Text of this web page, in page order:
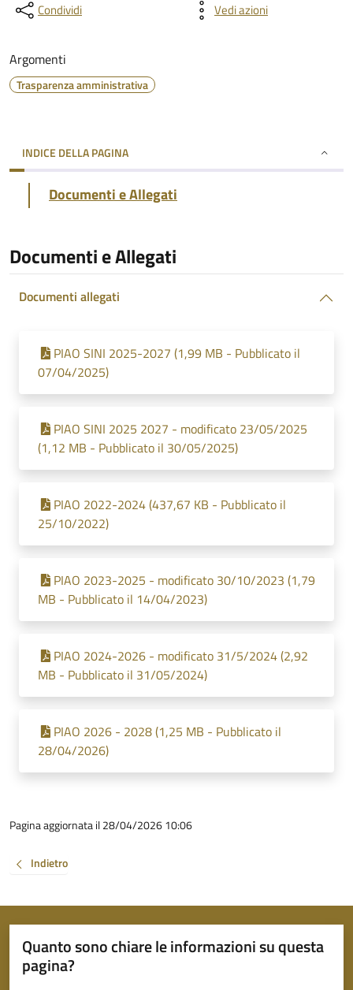
Condividi Vedi azioni
Argomenti
Trasparenza amministrativa
INDICE DELLA PAGINA
Documenti e Allegati
Documenti e Allegati
Documenti allegati
PIAO SINI 2025-2027 (1,99 MB - Pubblicato il
07/04/2025)
PIAO SINI 2025 2027 - modificato 23/05/2025
(1,12 MB - Pubblicato il 30/05/2025)
PIAO 2022-2024 (437,67 KB - Pubblicato il
25/10/2022)
PIAO 2023-2025 - modificato 30/10/2023 (1,79
MB - Pubblicato il 14/04/2023)
PIAO 2024-2026 - modificato 31/5/2024 (2,92
MB - Pubblicato il 31/05/2024)
PIAO 2026 - 2028 (1,25 MB - Pubblicato il
28/04/2026)
Pagina aggiornata il 28/04/2026 10:06
Indietro
Quanto sono chiare le informazioni su questa
pagina?